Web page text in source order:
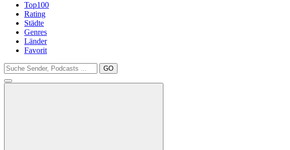
Top100
Rating
Städte
Genres
Länder
Favorit
GO